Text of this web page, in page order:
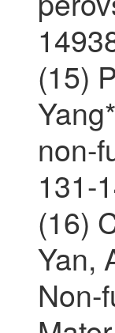
(15)
non-
131-
(16)
Yan,
Non-